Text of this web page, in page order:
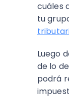
cuáles
tu
Luego
de lo
podrá